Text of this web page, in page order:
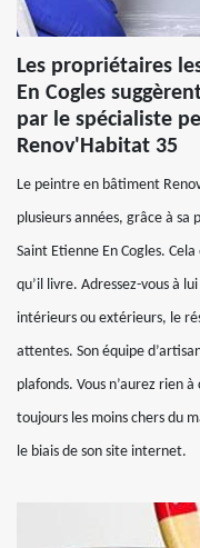
Les propriétaires
En Cogles
par le spécialiste
Renov'Habitat 35
Le peintre en bâtiment
plusieurs années, grâce à sa
Saint Etienne En Cogles.
qu’il livre. Adressez-vous à
intérieurs ou extérieurs, le
attentes. Son équipe
plafonds. Vous n’aurez rien
toujours les moins chers du
le biais de son site internet.